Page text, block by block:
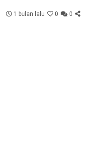
1 bulan lalu 0 0